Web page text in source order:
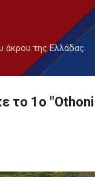
άκρου της Ελλάδας.
το 1ο